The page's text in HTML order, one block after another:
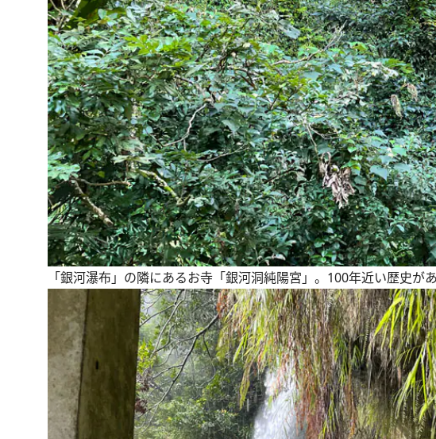
「銀河瀑布」の隣にあるお寺「銀河洞純陽宮」。100年近い歴史があ